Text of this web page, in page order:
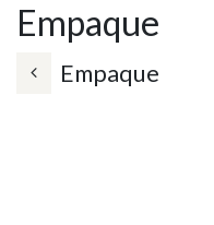
Empaque
Empaque